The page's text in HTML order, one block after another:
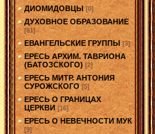
ДИОМИДОВЦЫ [0]
ДУХОВНОЕ ОБРАЗОВАНИЕ
[81]
ЕВАНГЕЛЬСКИЕ ГРУППЫ [3]
ЕРЕСЬ АРХИМ. ТАВРИОНА
(БАТОЗСКОГО) [2]
ЕРЕСЬ МИТР. АНТОНИЯ
СУРОЖСКОГО [5]
ЕРЕСЬ О ГРАНИЦАХ
ЦЕРКВИ [16]
ЕРЕСЬ О НЕВЕЧНОСТИ МУК
[9]